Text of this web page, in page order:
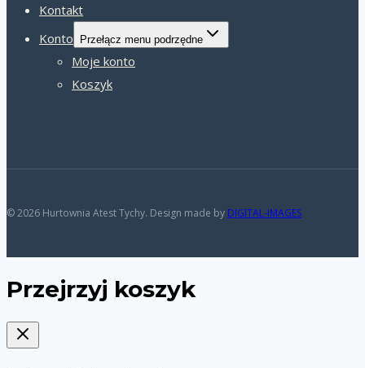
Kontakt
Konto
Przełącz menu podrzędne
Moje konto
Koszyk
© 2026 Hurtownia Atest Tychy. Design made by DIGITAL-IMAGES
Przejrzyj koszyk